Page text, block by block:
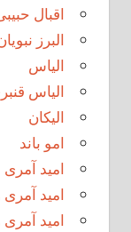
اقبال
البرز
الیاس
الیاس
الیکان
امو باند
امید آمری
امید
امید